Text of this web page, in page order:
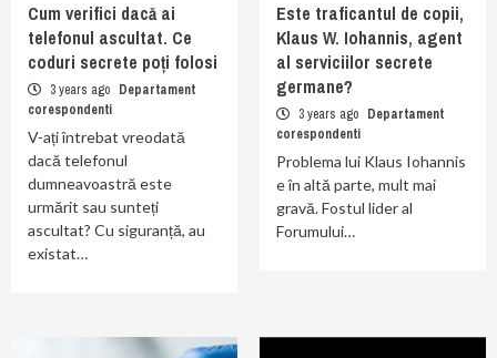
Cum verifici dacă ai
telefonul ascultat. Ce
coduri secrete poți folosi
3 years ago Departament
corespondenti
V-ați întrebat vreodată
dacă telefonul
dumneavoastră este
urmărit sau sunteți
ascultat? Cu siguranță, au
existat…
Este traficantul de copii,
Klaus W. Iohannis, agent
al serviciilor secrete
germane?
3 years ago Departament
corespondenti
Problema lui Klaus Iohannis
e în altă parte, mult mai
gravă. Fostul lider al
Forumului…